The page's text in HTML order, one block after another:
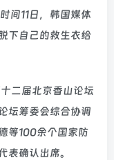
间11日，韩国媒体
下自己的救生衣给
二届北京香山论坛
坛筹委会综合协调
等100余个国家防
表确认出席。